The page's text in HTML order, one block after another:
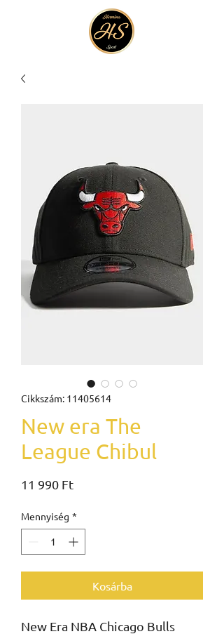
Cikkszám: 11405614
New era The
League Chibul
11 990 FtÁr
Mennyiség *
Kosárba
New Era NBA Chicago Bulls